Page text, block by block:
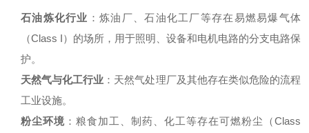
石油炼化行业 ：炼油厂、石油化工厂等存在易燃易爆气体
（Class I）的场所，用于照明、设备和电机电路的分支电路保
护。
天然气与化工行业 ：天然气处理厂及其他存在类似危险的流程
工业设施。
粉尘环境 ：粮食加工、制药、化工等存在可燃粉尘（Class